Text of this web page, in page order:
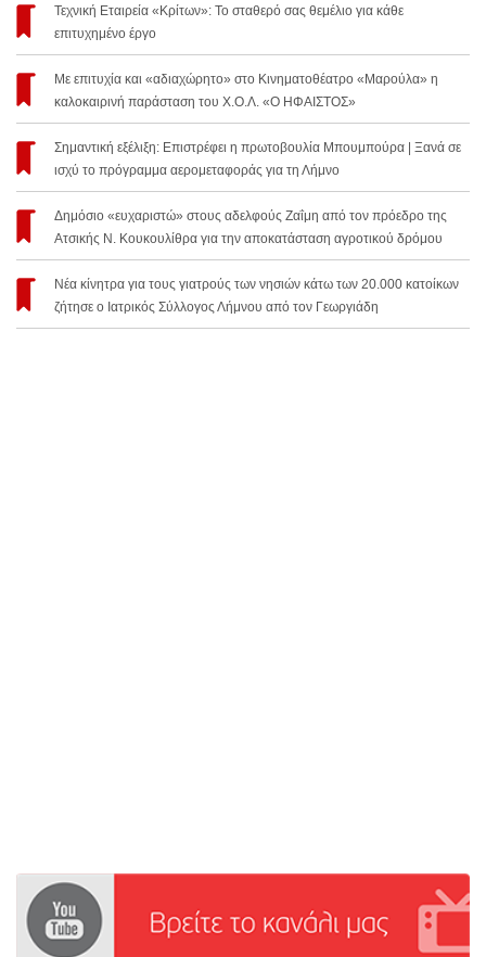
Τεχνική Εταιρεία «Κρίτων»: Το σταθερό σας θεμέλιο για κάθε
επιτυχημένο έργο
Με επιτυχία και «αδιαχώρητο» στο Κινηματοθέατρο «Μαρούλα» η
καλοκαιρινή παράσταση του Χ.Ο.Λ. «Ο ΗΦΑΙΣΤΟΣ»
Σημαντική εξέλιξη: Επιστρέφει η πρωτοβουλία Μπουμπούρα | Ξανά σε
ισχύ το πρόγραμμα αερομεταφοράς για τη Λήμνο
Δημόσιο «ευχαριστώ» στους αδελφούς Ζαΐμη από τον πρόεδρο της
Ατσικής Ν. Κουκουλίθρα για την αποκατάσταση αγροτικού δρόμου
Νέα κίνητρα για τους γιατρούς των νησιών κάτω των 20.000 κατοίκων
ζήτησε ο Ιατρικός Σύλλογος Λήμνου από τον Γεωργιάδη